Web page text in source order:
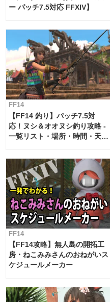
ー パッチ7.5対応 FFXIV】
FF14
【FF14 釣り】パッチ7.5対
応！ヌシ＆オオヌシ釣り攻略 -
一覧リスト・場所・時間・天
FF14
【FF14攻略】無人島の開拓工
房・ねこみみさんのおねがいス
ケジュールメーカー